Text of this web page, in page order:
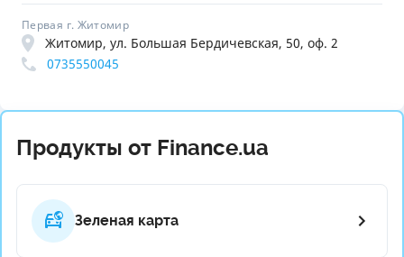
Первая г. Житомир
Житомир, ул. Большая Бердичевская, 50, оф. 2
0735550045
Продукты от Finance.ua
Зеленая карта